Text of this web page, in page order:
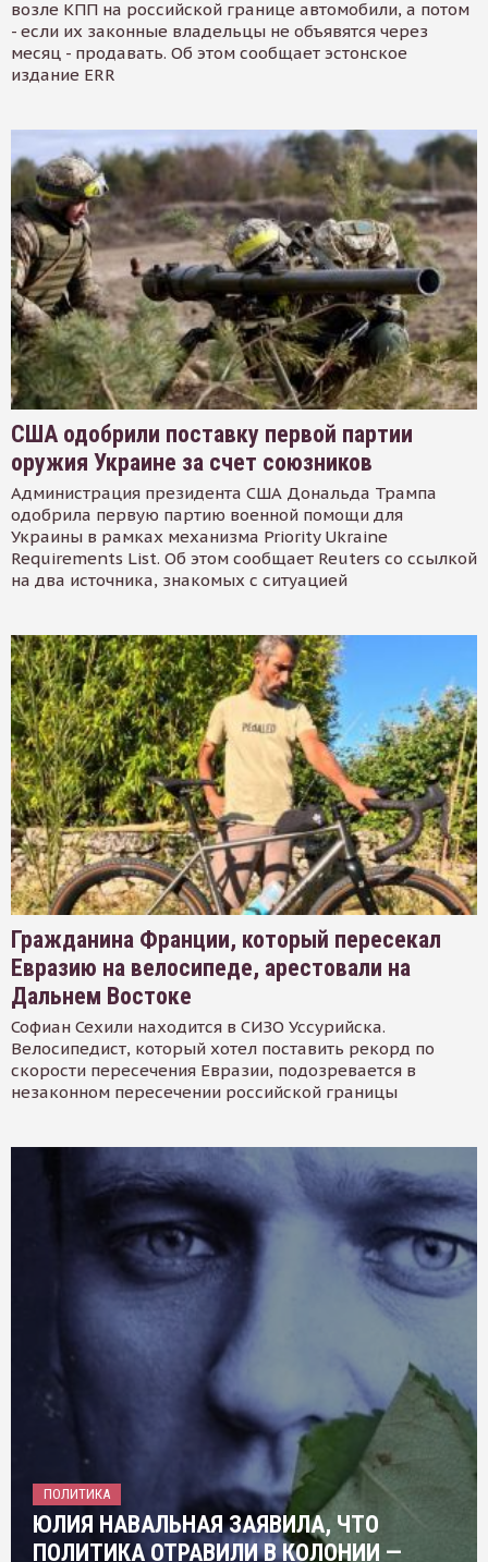
возле КПП на российской границе автомобили, а потом
- если их законные владельцы не объявятся через
месяц - продавать. Об этом сообщает эстонское
издание ERR
США одобрили поставку первой партии
оружия Украине за счет союзников
Администрация президента США Дональда Трампа
одобрила первую партию военной помощи для
Украины в рамках механизма Priority Ukraine
Requirements List. Об этом сообщает Reuters со ссылкой
на два источника, знакомых с ситуацией
Гражданина Франции, который пересекал
Евразию на велосипеде, арестовали на
Дальнем Востоке
Софиан Сехили находится в СИЗО Уссурийска.
Велосипедист, который хотел поставить рекорд по
скорости пересечения Евразии, подозревается в
незаконном пересечении российской границы
ПОЛИТИКА
ЮЛИЯ НАВАЛЬНАЯ ЗАЯВИЛА, ЧТО
ПОЛИТИКА ОТРАВИЛИ В КОЛОНИИ —